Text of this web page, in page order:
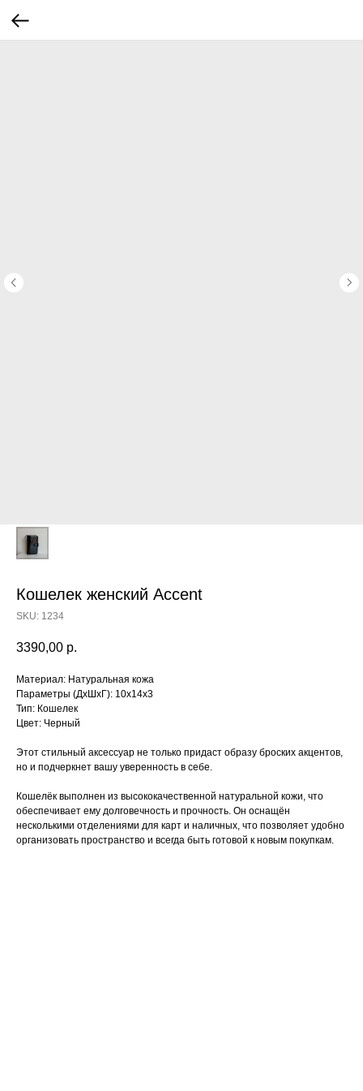
Кошелек женский Accent
SKU: 1234
3390,00 р.
Материал: Натуральная кожа
Параметры (ДхШхГ): 10х14х3
Тип: Кошелек
Цвет: Черный
Этот стильный аксессуар не только придаст образу броских акцентов,
но и подчеркнет вашу уверенность в себе.
Кошелёк выполнен из высококачественной натуральной кожи, что
обеспечивает ему долговечность и прочность. Он оснащён
несколькими отделениями для карт и наличных, что позволяет удобно
организовать пространство и всегда быть готовой к новым покупкам.